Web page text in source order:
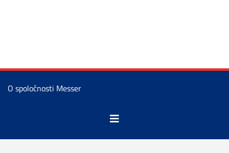
O spoločnosti Messer